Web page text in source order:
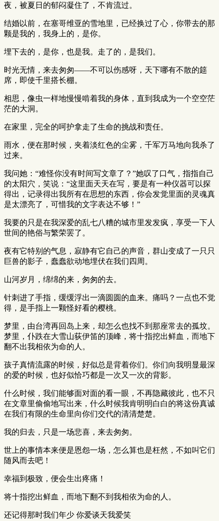
夜，被夏日的郁闷凝住了，不肯流过。
结婚以前，在塞哥维亚的雪地里，已经换过了心，你带去的那
颗是我的，我身上的，是你。
埋下去的，是你，也是我。走了的，是我们。
时光无情，来去匆匆——不可以伤感呀，天下哪有不散的筵
席，即使千里搭长棚。
相思，像虫一样地慢慢啃着我的身体，直到我成为一个空空茫
茫的大洞。
在家里，完全的呵护拿走了生命的挑战和责任。
雨水，便在那时候，夹着淡红色的尘雾，千军万马地向我杀了
过来。
我问她：“难怪你没有时间写文章了？”她叹了口气，指指自己
的太阳穴，笑说：“这里面天天在写，要是有一种仪器可以探
得出，记录得出我所有在思想的东西，你会发觉里面的灵魂真
是太漂亮了，可惜我的文字表达不够！”
我要的只是在我深爱的乱七八糟的城市里发发疯，享受一下人
世间的艳俗与繁荣罢了。
夜有它特别的气息，寂静有它自己的声音，群山变成了一只只
巨兽的影子，蠢蠢欲动地埋伏在我们四周。
山河岁月，绵绵的来，匆匆的去。
针刺进了手指，缓缓浮出一滴圆圆的血来。痛吗？一点也不觉
得，是手指上一颗怪好看的樱桃。
梦里，由台湾再回岛上来，却怎么也找不到那座常去的孤坟。
梦里，仆跌在大雪山荻伊笛的顶峰，将十指挖出鲜血，而地下
翻不出我相依为命的人。
孩子真情流露的时候，好似总是背着你们。你们向我明显最深
的爱的时候，也好似恰巧都是一次又一次的背影。
什么时候，我们能够面对面的看一眼，不再隐藏彼此，也不只
在文章里偷偷地写出来，什么时候我肯明明白白的将这份真诚
在我们有限的生命里向你们交代的清清楚楚。
我的归去，只是一场悲喜，来去匆匆。
世上的事情本来便是恩怨一场，怎么算也是枉然，不如叫它们
随风而去吧！
幸福到极致，便会生出疼痛！
将十指挖出鲜血，而地下翻不到我相依为命的人。
还记得那时我们年少 你爱谈天我爱笑